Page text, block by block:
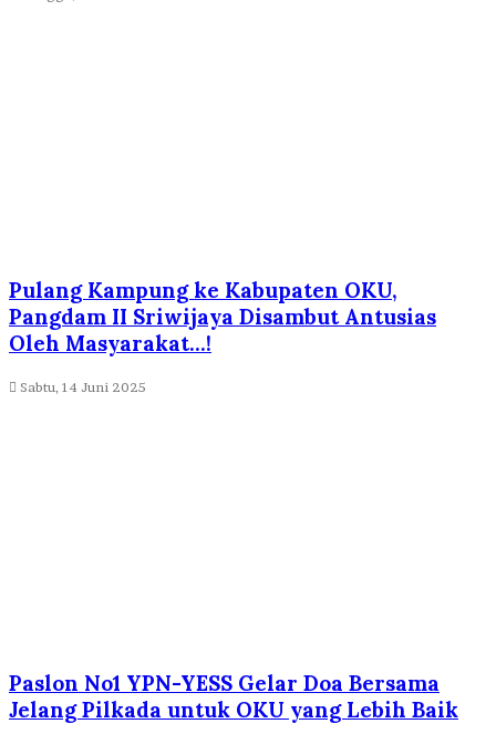
Pulang Kampung ke Kabupaten OKU,
Pangdam II Sriwijaya Disambut Antusias
Oleh Masyarakat…!
Sabtu, 14 Juni 2025
Paslon No1 YPN-YESS Gelar Doa Bersama
Jelang Pilkada untuk OKU yang Lebih Baik